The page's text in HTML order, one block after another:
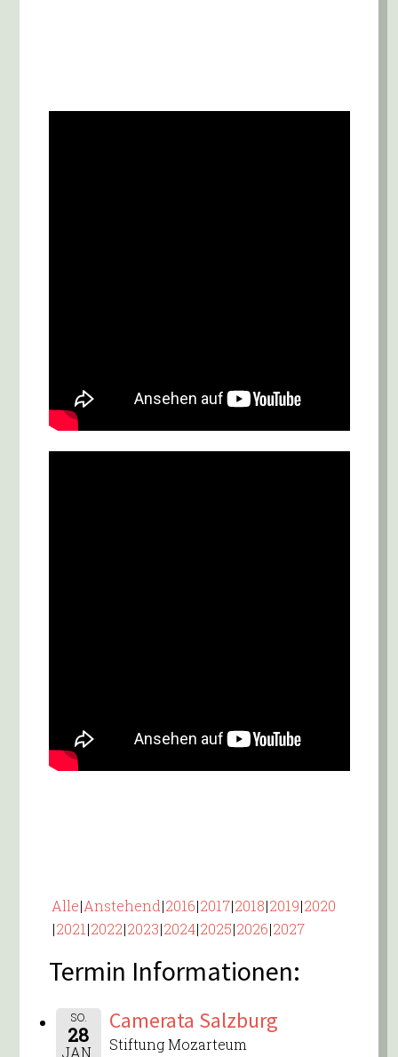
Alle Anstehend 2016 2017 2018 2019 2020
2021 2022 2023 2024 2025 2026 2027
Termin Informationen:
SO.
28
JAN.
Camerata Salzburg
Stiftung Mozarteum